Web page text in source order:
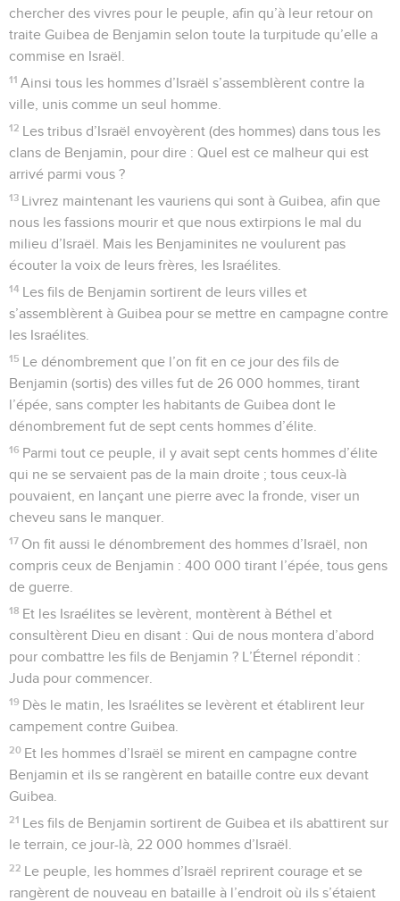
chercher des vivres pour le peuple, afin qu’à leur retour on
traite Guibea de Benjamin selon toute la turpitude qu’elle a
commise en Israël.
11 Ainsi tous les hommes d’Israël s’assemblèrent contre la
ville, unis comme un seul homme.
12 Les tribus d’Israël envoyèrent (des hommes) dans tous les
clans de Benjamin, pour dire : Quel est ce malheur qui est
arrivé parmi vous ?
13 Livrez maintenant les vauriens qui sont à Guibea, afin que
nous les fassions mourir et que nous extirpions le mal du
milieu d’Israël. Mais les Benjaminites ne voulurent pas
écouter la voix de leurs frères, les Israélites.
14 Les fils de Benjamin sortirent de leurs villes et
s’assemblèrent à Guibea pour se mettre en campagne contre
les Israélites.
15 Le dénombrement que l’on fit en ce jour des fils de
Benjamin (sortis) des villes fut de 26 000 hommes, tirant
l’épée, sans compter les habitants de Guibea dont le
dénombrement fut de sept cents hommes d’élite.
16 Parmi tout ce peuple, il y avait sept cents hommes d’élite
qui ne se servaient pas de la main droite ; tous ceux-là
pouvaient, en lançant une pierre avec la fronde, viser un
cheveu sans le manquer.
17 On fit aussi le dénombrement des hommes d’Israël, non
compris ceux de Benjamin : 400 000 tirant l’épée, tous gens
de guerre.
18 Et les Israélites se levèrent, montèrent à Béthel et
consultèrent Dieu en disant : Qui de nous montera d’abord
pour combattre les fils de Benjamin ? L’Éternel répondit :
Juda pour commencer.
19 Dès le matin, les Israélites se levèrent et établirent leur
campement contre Guibea.
20 Et les hommes d’Israël se mirent en campagne contre
Benjamin et ils se rangèrent en bataille contre eux devant
Guibea.
21 Les fils de Benjamin sortirent de Guibea et ils abattirent sur
le terrain, ce jour-là, 22 000 hommes d’Israël.
22 Le peuple, les hommes d’Israël reprirent courage et se
rangèrent de nouveau en bataille à l’endroit où ils s’étaient